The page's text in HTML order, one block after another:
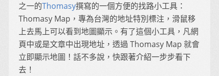
之一的Thomasy撰寫的一個方便的找路小工具：
Thomasy Map，專為台灣的地址特別標注，滑鼠移
上去馬上可以看到地圖顯示。有了這個小工具，凡網
頁中或是文章中出現地址，透過 Thomasy Map 就會
立即顯示地圖！話不多說，快跟著介紹一步步看下
去！